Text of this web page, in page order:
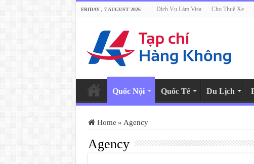
FRIDAY , 7 AUGUST 2026 Dịch Vụ Làm Visa Cho Thuê Xe
Quốc Nội Quốc Tế Du Lịch
Home » Agency
Agency